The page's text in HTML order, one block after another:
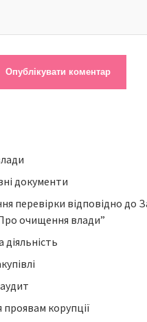
документи
перевірки відповідно до
очищення влади”
діяльність
проявам корупції